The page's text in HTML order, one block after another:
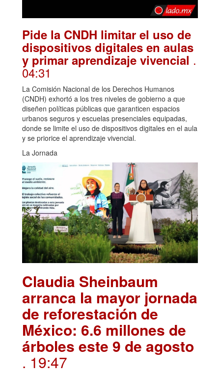
Pide la CNDH limitar el uso de
dispositivos digitales en aulas
y primar aprendizaje vivencial .
04:31
La Comisión Nacional de los Derechos Humanos
(CNDH) exhortó a los tres niveles de gobierno a que
diseñen políticas públicas que garanticen espacios
urbanos seguros y escuelas presenciales equipadas,
donde se limite el uso de dispositivos digitales en el aula
y se priorice el aprendizaje vivencial.
La Jornada
Claudia Sheinbaum
arranca la mayor jornada
de reforestación de
México: 6.6 millones de
árboles este 9 de agosto
. 19:47